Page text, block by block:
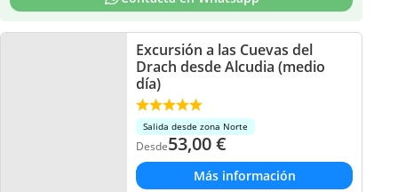
Excursión a las Cuevas del
Drach desde Alcudia (medio
día)
Salida desde zona Norte
Desde53,00€
Más información